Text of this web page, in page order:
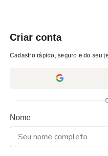
Criar conta
Cadastro rápido, seguro e do seu
Nome